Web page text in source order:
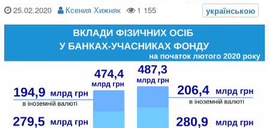
25.02.2020 Ксения Хижняк